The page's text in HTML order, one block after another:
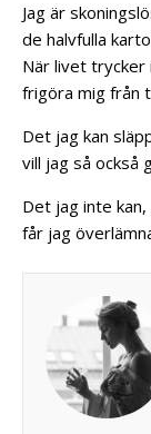
Jag är
de halvfulla
När livet
frigöra mig från
Det jag kan
vill jag så också
Det jag inte kan,
får jag